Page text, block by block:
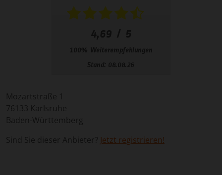
Mozartstraße 1
76133 Karlsruhe
Baden-Württemberg
Sind Sie dieser Anbieter? Jetzt registrieren!